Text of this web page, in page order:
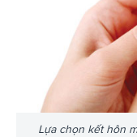
Lựa chọn kết hôn